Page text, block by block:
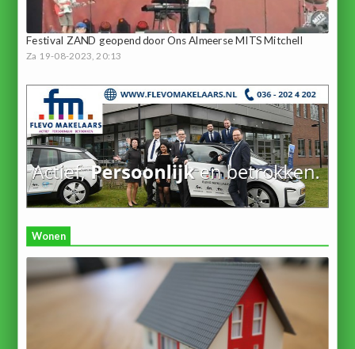
Festival ZAND geopend door Ons Almeerse MITS Mitchell
Za 19-08-2023, 20:13
Wonen